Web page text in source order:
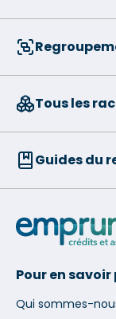
Tous les
Guides du
Pour en savoir
Qui sommes-